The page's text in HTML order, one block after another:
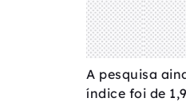
A pesquisa
índice foi de